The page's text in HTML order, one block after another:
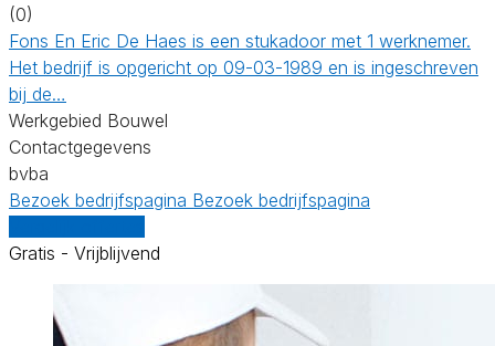
(0)
Fons En Eric De Haes is een stukadoor met 1 werknemer.
Het bedrijf is opgericht op 09-03-1989 en is ingeschreven
bij de…
Werkgebied Bouwel
Contactgegevens
bvba
Bezoek bedrijfspagina Bezoek bedrijfspagina
Gratis - Vrijblijvend